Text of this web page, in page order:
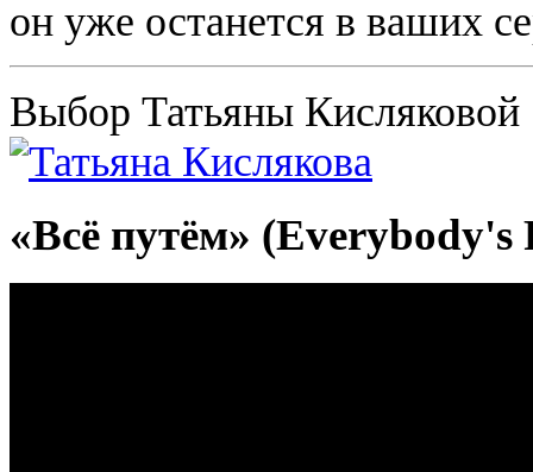
он уже останется в ваших
Выбор Татьяны Кисляковой
«Всё путём» (Everybody's